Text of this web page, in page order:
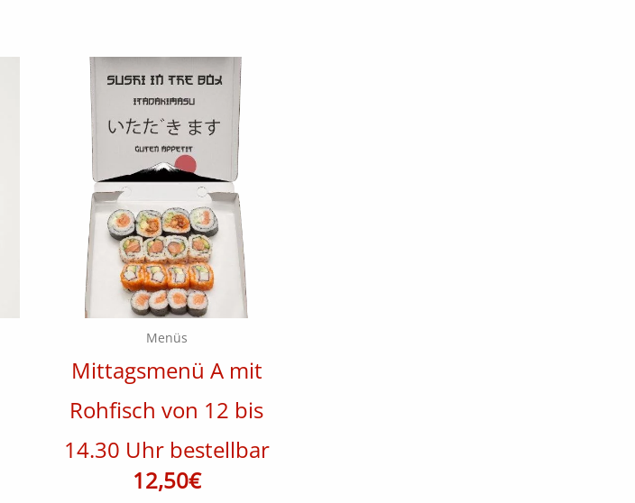
Menüs
Mittagsmenü A mit
Rohfisch von 12 bis
14.30 Uhr bestellbar
12,50€